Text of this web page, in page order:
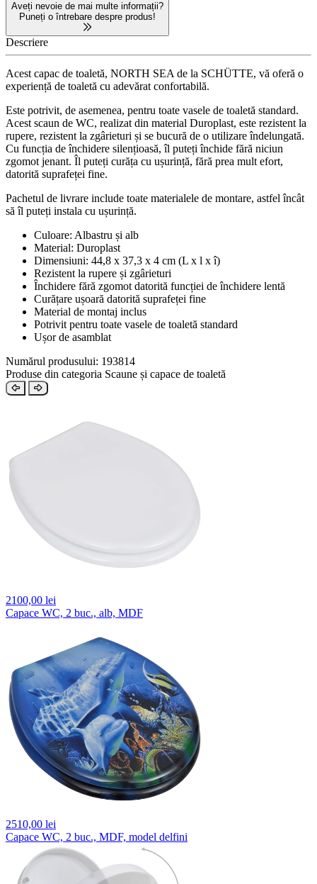
Aveți nevoie de mai multe informații?
Puneți o întrebare despre produs!
Descriere
Acest capac de toaletă, NORTH SEA de la SCHÜTTE, vă oferă o
experiență de toaletă cu adevărat confortabilă.
Este potrivit, de asemenea, pentru toate vasele de toaletă standard.
Acest scaun de WC, realizat din material Duroplast, este rezistent la
rupere, rezistent la zgârieturi și se bucură de o utilizare îndelungată.
Cu funcția de închidere silențioasă, îl puteți închide fără niciun
zgomot jenant. Îl puteți curăța cu ușurință, fără prea mult efort,
datorită suprafeței fine.
Pachetul de livrare include toate materialele de montare, astfel încât
să îl puteți instala cu ușurință.
Culoare: Albastru și alb
Material: Duroplast
Dimensiuni: 44,8 x 37,3 x 4 cm (L x l x î)
Rezistent la rupere și zgârieturi
Închidere fără zgomot datorită funcției de închidere lentă
Curățare ușoară datorită suprafeței fine
Material de montaj inclus
Potrivit pentru toate vasele de toaletă standard
Ușor de asamblat
Numărul produsului: 193814
Produse din categoria Scaune și capace de toaletă
2100,00 lei
Capace WC, 2 buc., alb, MDF
2510,00 lei
Capace WC, 2 buc., MDF, model delfini